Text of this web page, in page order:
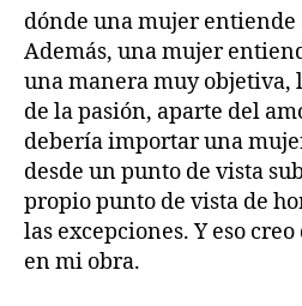
dónde una mujer entiende
Además, una mujer
una manera muy objetiva,
de la pasión, aparte del
debería importar una
desde un punto de vista
propio punto de vista de
las excepciones. Y eso creo
en mi obra.